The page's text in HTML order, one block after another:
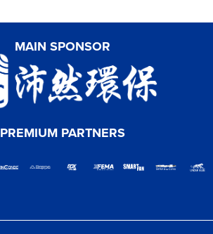
MAIN SPONSOR
PREMIUM PARTNERS